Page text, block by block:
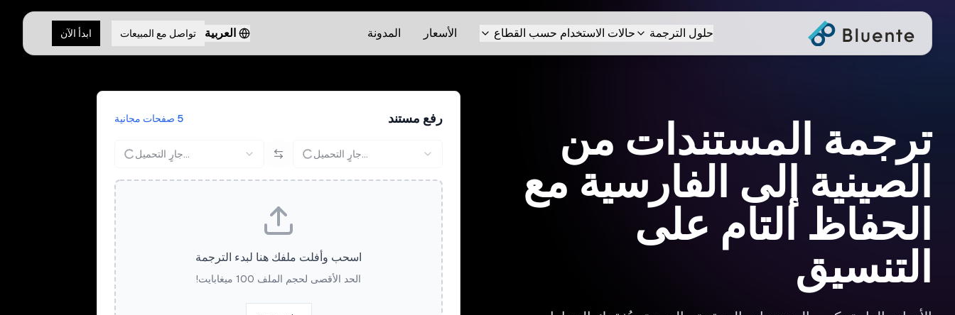
حلول الترجمة حالات الاستخدام حسب القطاع الأسعار المدونة العربية تواصل مع المبيعات ابدأ الآن
ترجمة المستندات من
الصينية إلى الفارسية مع
الحفاظ التام على
التنسيق
رفع مستند 5 صفحات مجانية
جارٍ التحميل... جارٍ التحميل...
اسحب وأفلت ملفك هنا لبدء الترجمة
الحد الأقصى لحجم الملف 100 ميغابايت!